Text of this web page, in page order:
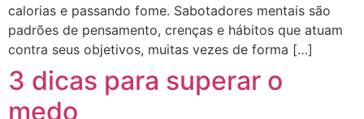
calorias e passando fome. Sabotadores mentais são
padrões de pensamento, crenças e hábitos que atuam
contra seus objetivos, muitas vezes de forma […]
3 dicas para superar o
medo